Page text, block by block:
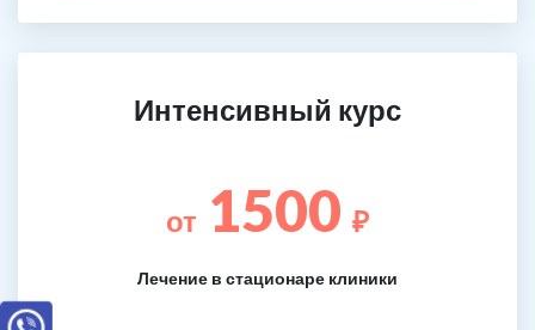
Интенсивный курс
от 1500 ₽
Лечение в стационаре клиники